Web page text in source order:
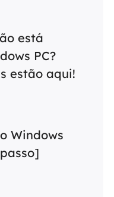
está
PC?
estão aqui!
Windows